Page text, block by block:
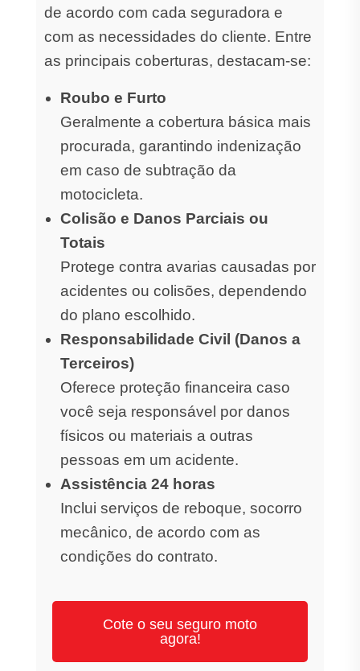
de acordo com cada seguradora e
com as necessidades do cliente. Entre
as principais coberturas, destacam-se:
Roubo e Furto
Geralmente a cobertura básica mais
procurada, garantindo indenização
em caso de subtração da
motocicleta.
Colisão e Danos Parciais ou
Totais
Protege contra avarias causadas por
acidentes ou colisões, dependendo
do plano escolhido.
Responsabilidade Civil (Danos a
Terceiros)
Oferece proteção financeira caso
você seja responsável por danos
físicos ou materiais a outras
pessoas em um acidente.
Assistência 24 horas
Inclui serviços de reboque, socorro
mecânico, de acordo com as
condições do contrato.
Cote o seu seguro moto
agora!